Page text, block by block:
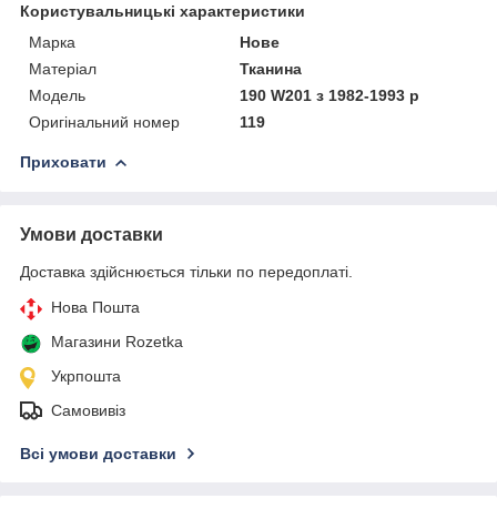
Користувальницькі характеристики
Марка
Нове
Матеріал
Тканина
Модель
190 W201 з 1982-1993 р
Оригінальний номер
119
Приховати
Умови доставки
Доставка здійснюється тільки по передоплаті.
Нова Пошта
Магазини Rozetka
Укрпошта
Самовивіз
Всі умови доставки